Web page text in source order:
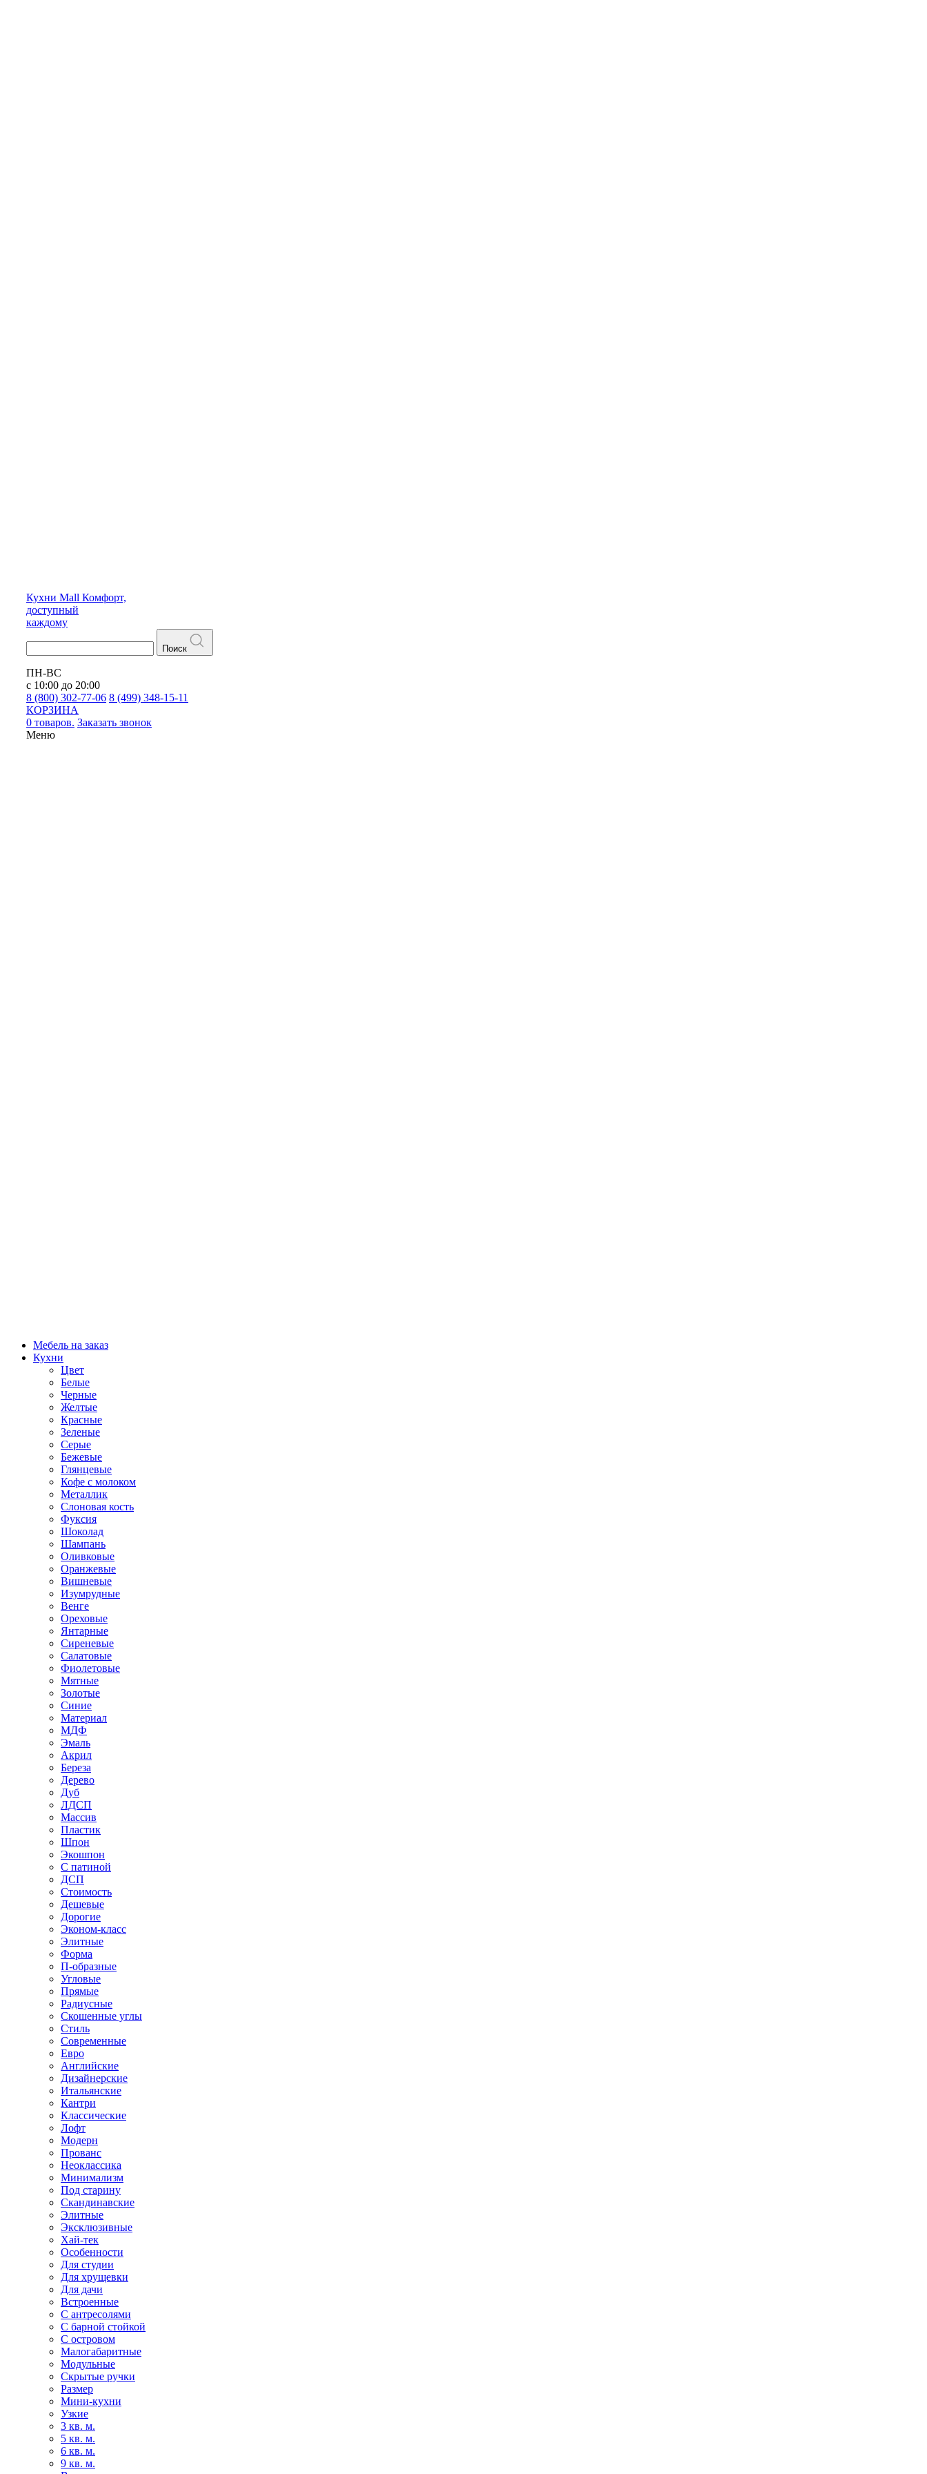
Кухни Mall Комфорт,
доступный
каждому
Поиск
ПН-ВС
с 10:00 до 20:00
8 (800) 302-77-06 8 (499) 348-15-11
КОРЗИНА
0 товаров. Заказать звонок
Меню
Мебель на заказ
Кухни
Цвет
Белые
Черные
Желтые
Красные
Зеленые
Серые
Бежевые
Глянцевые
Кофе с молоком
Металлик
Слоновая кость
Фуксия
Шоколад
Шампань
Оливковые
Оранжевые
Вишневые
Изумрудные
Венге
Ореховые
Янтарные
Сиреневые
Салатовые
Фиолетовые
Мятные
Золотые
Синие
Материал
МДФ
Эмаль
Акрил
Береза
Дерево
Дуб
ЛДСП
Массив
Пластик
Шпон
Экошпон
С патиной
ДСП
Стоимость
Дешевые
Дорогие
Эконом-класс
Элитные
Форма
П-образные
Угловые
Прямые
Радиусные
Скошенные углы
Стиль
Современные
Евро
Английские
Дизайнерские
Итальянские
Кантри
Классические
Лофт
Модерн
Прованс
Неоклассика
Минимализм
Под старину
Скандинавские
Элитные
Эксклюзивные
Хай-тек
Особенности
Для студии
Для хрущевки
Для дачи
Встроенные
С антресолями
С барной стойкой
С островом
Малогабаритные
Модульные
Скрытые ручки
Размер
Мини-кухни
Узкие
3 кв. м.
5 кв. м.
6 кв. м.
9 кв. м.